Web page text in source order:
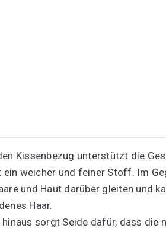
Kissenbezug unterstützt die
ein weicher und feiner Stoff. Im
und Haut darüber gleiten und
Haar.
hinaus sorgt Seide dafür, dass die